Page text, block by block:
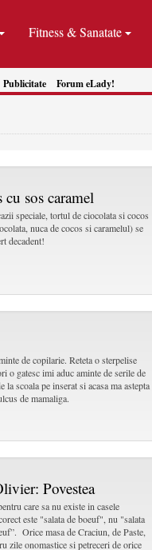
Fitness & Sanatate
Publicitate Forum eLady!
sos caramel
speciale, tortul de ciocolata si cocos
nuca de cocos si caramelul) se
decadent!
de copilarie. Reteta o sterpelise
o gatesc imi aduc aminte de serile de
la scoala pe inserat si acasa ma astepta
de mamaliga.
Povestea
care sa nu existe in casele
este "salata de boeuf", nu "salata
Orice masa de Craciun, de Paste,
zile onomastice si petreceri de orice